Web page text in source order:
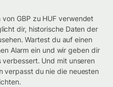
GBP zu HUF verwendet
dir, historische Daten der
Wartest du auf einen
Alarm ein und wir geben dir
Und mit unseren
verpasst du nie die neuesten